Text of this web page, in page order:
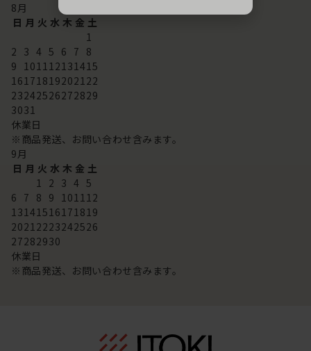
8月
日 月 火 水 木 金 土
1
2 3 4 5 6 7 8
9 101112131415
16171819202122
23242526272829
3031
休業日
※商品発送、お問い合わせ含みます。
9月
日 月 火 水 木 金 土
1 2 3 4 5
6 7 8 9 101112
13141516171819
20212223242526
27282930
休業日
※商品発送、お問い合わせ含みます。